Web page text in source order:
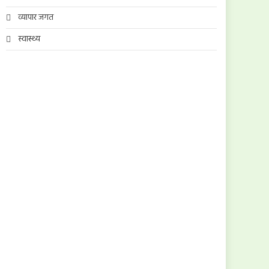
व्यापार जगत
स्वास्थ्य